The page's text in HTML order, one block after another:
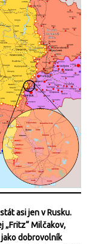
asi jen v Rusku.
„Fritz“ Milčakov,
dobrovolník